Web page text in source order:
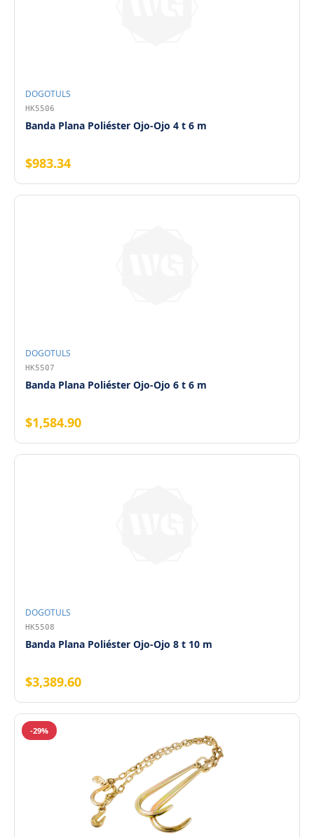
DOGOTULS
HK5506
Banda Plana Poliéster Ojo-Ojo 4 t 6 m
$983.34
DOGOTULS
HK5507
Banda Plana Poliéster Ojo-Ojo 6 t 6 m
$1,584.90
DOGOTULS
HK5508
Banda Plana Poliéster Ojo-Ojo 8 t 10 m
$3,389.60
-29%